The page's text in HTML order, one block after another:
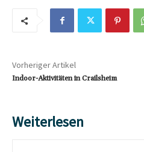
Vorheriger Artikel
Indoor-Aktivitäten in Crailsheim
Weiterlesen